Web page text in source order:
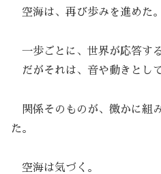
空海は、再び歩みを進めた。
一歩ごとに、世界が応答する
だがそれは、音や動きとし
関係そのものが、微かに組
た。
空海は気づく。